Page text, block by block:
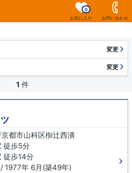
お気に入り
0
お問い合わせ
変更
変更
1 件
都市山科区椥辻西潰
徒歩5分
徒歩14分
1977年 6月(築49年)